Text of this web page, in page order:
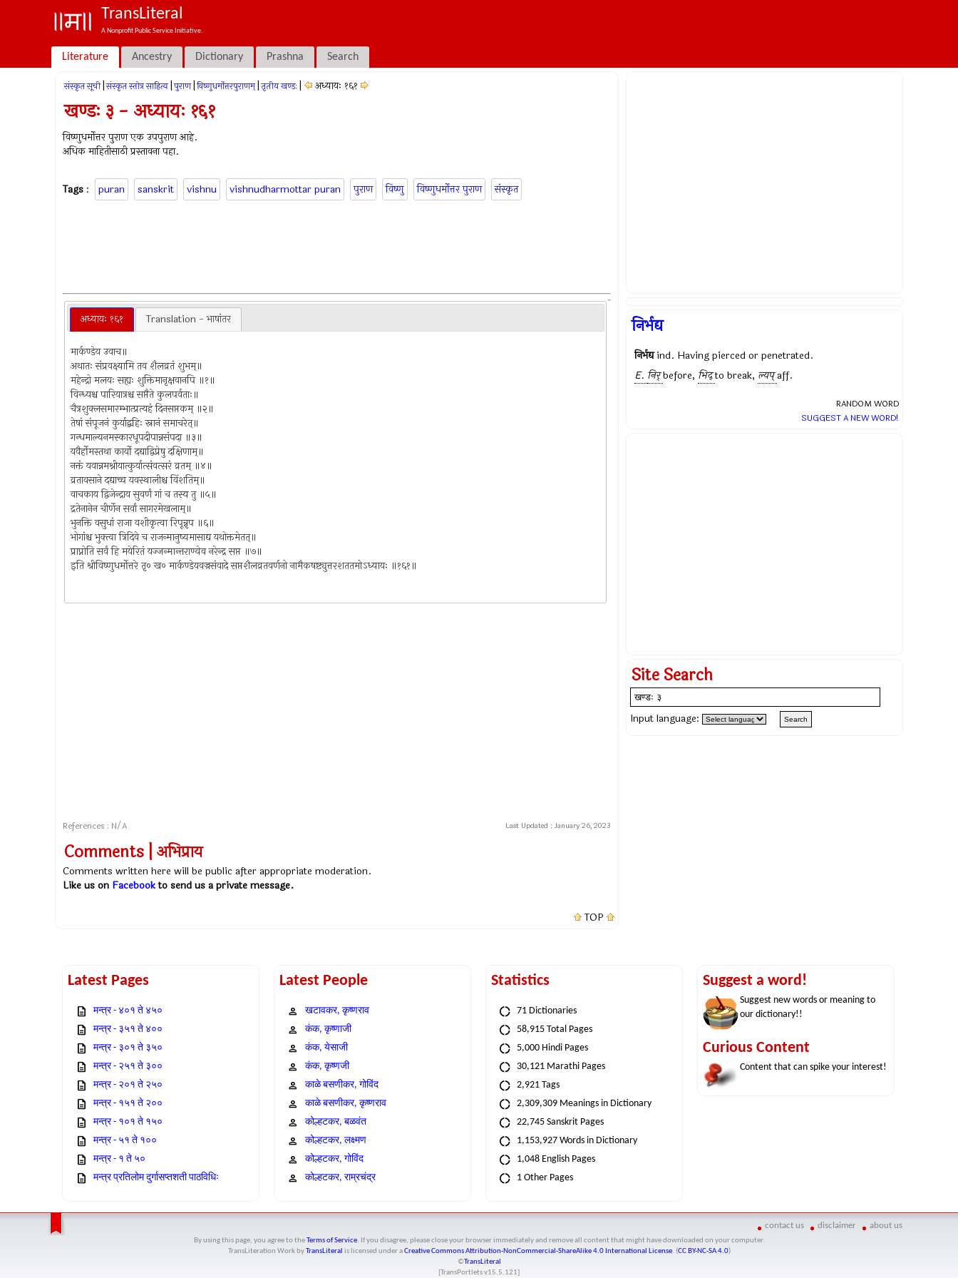
TransLiteral
A Nonprofit Public Service Initiative.
Literature Ancestry Dictionary Prashna Search
संस्कृत सूची संस्कृत स्तोत्र साहित्य पुराण विष्णुधर्मोत्तरपुराणम् तृतीय खण्डः अध्यायः १६१
खण्डः ३ - अध्यायः १६१
विष्णुधर्मोत्तर पुराण एक उपपुराण आहे.
अधिक माहितीसाठी प्रस्तावना पहा.
Tags : puran sanskrit vishnu vishnudharmottar puran पुराण विष्णु विष्णुधर्मोत्तर पुराण संस्कृत
अध्यायः १६१ Translation - भाषांतर
मार्कण्डेय उवाच॥
अथातः संप्रवक्ष्यामि तव शैलव्रतं शुभम्॥
महेन्द्रो मलयः सह्यः शुक्तिमानृक्षवानपि ॥१॥
विन्ध्यश्च पारियात्रश्च सप्तैते कुलपर्वताः॥
चैत्रशुक्लसमारम्भात्प्रत्यहं दिनसप्तकम् ॥२॥
तेषां संपूजनं कुर्याद्बहिः स्नानं समाचरेत्॥
गन्धमाल्यनमस्कारधूपदीपान्नसंपदा ॥३॥
यवैर्होमस्तथा कार्यो दद्याद्विप्रेषु दक्षिणाम्॥
नक्तं यवान्नमश्नीयात्कुर्यात्संवत्सरं व्रतम् ॥४॥
व्रतावसाने दद्याच्च यवस्थालीश्च विंशतिम्॥
वाचकाय द्विजेन्द्राय सुवर्णं गां च तस्य तु ॥५॥
द्रतेनानेन चीर्णेन सर्वां सागरमेखलाम्॥
भुनक्ति वसुधां राजा वशीकृत्वा रिपून्नृप ॥६॥
भोगांश्च भुक्त्वा त्रिदिवे च राजन्मानुष्यमासाद्य यथोक्तमेतत्॥
प्राप्नोति सर्वं हि मयेरितं यज्जन्मान्तराण्येव नरेन्द्र सप्त ॥७॥
इति श्रीविष्णुधर्मोत्तरे तृ० ख० मार्कण्डेयवज्रसंवादे सप्तशैलव्रतवर्णनो नामैकषष्ट्युत्तरशततमोऽध्यायः ॥१६१॥
References : N/A Last Updated : January 26, 2023
Comments | अभिप्राय
Comments written here will be public after appropriate moderation.
Like us on Facebookto send us a private message.
TOP
निर्भद्य
निर्भद्य ind. Having pierced or penetrated.
E. निर्before, भिद्to break, ल्यप्aff.
RANDOM WORD
SUGGEST A NEW WORD!
Site Search
Input language:
Latest Pages
मन्त्र - ४०१ ते ४५०
मन्त्र - ३५१ ते ४००
मन्त्र - ३०१ ते ३५०
मन्त्र - २५१ ते ३००
मन्त्र - २०१ ते २५०
मन्त्र - १५१ ते २००
मन्त्र - १०१ ते १५०
मन्त्र - ५१ ते १००
मन्त्र - १ ते ५०
मन्त्र प्रतिलोम दुर्गासप्तशती पाठविधिः
Latest People
खटावकर, कृष्णराव
कंक, कृष्णाजी
कंक, येसाजी
कंक, कृष्णजी
काळे बसणीकर, गोविंद
काळे बसणीकर, कृष्णराव
कोल्हटकर, बळवंत
कोल्हटकर, लक्ष्मण
कोल्हटकर, गोविंद
कोल्हटकर, राम्रचंद्र
Statistics
71 Dictionaries
58,915 Total Pages
5,000 Hindi Pages
30,121 Marathi Pages
2,921 Tags
2,309,309 Meanings in Dictionary
22,745 Sanskrit Pages
1,153,927 Words in Dictionary
1,048 English Pages
1 Other Pages
Suggest a word!
Suggest new words or meaning to
our dictionary!!
Curious Content
Content that can spike your interest!
contact us disclaimer about us
By using this page, you agree to the Terms of Service. If you disagree, please close your browser immediately and remove all content that might have downloaded on your computer.
TransLiteration Workby TransLiteral is licensed under aCreative Commons Attribution-NonCommercial-ShareAlike 4.0 International License. (CC BY-NC-SA 4.0)
©TransLiteral
[TransPortlets v15.5.121